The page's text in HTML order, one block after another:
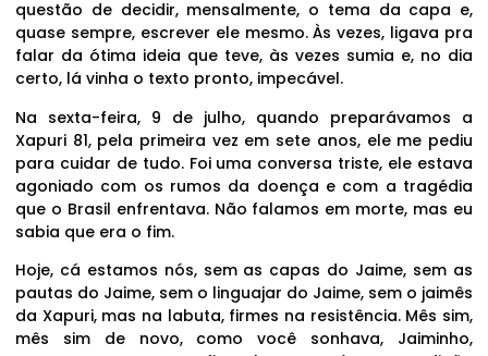
questão de decidir, mensalmente, o tema da capa e,
quase sempre, escrever ele mesmo. Às vezes, ligava pra
falar da ótima ideia que teve, às vezes sumia e, no dia
certo, lá vinha o texto pronto, impecável.
Na sexta-feira, 9 de julho, quando preparávamos a
Xapuri 81, pela primeira vez em sete anos, ele me pediu
para cuidar de tudo. Foi uma conversa triste, ele estava
agoniado com os rumos da doença e com a tragédia
que o Brasil enfrentava. Não falamos em morte, mas eu
sabia que era o fim.
Hoje, cá estamos nós, sem as capas do Jaime, sem as
pautas do Jaime, sem o linguajar do Jaime, sem o jaimês
da Xapuri, mas na labuta, firmes na resistência. Mês sim,
mês sim de novo, como você sonhava, Jaiminho,